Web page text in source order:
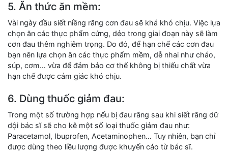
5. Ăn thức ăn mềm:
Vài ngày đầu siết niềng răng cơn đau sẽ khá khó chịu. Việc lựa
chọn ăn các thực phẩm cứng, dẻo trong giai đoạn này sẽ làm
cơn đau thêm nghiêm trọng. Do đó, để hạn chế các cơn đau
bạn nên lựa chọn ăn các thực phẩm mềm, dễ nhai như cháo,
súp, cơm… vừa để đảm bảo cơ thể không bị thiếu chất vừa
hạn chế được cảm giác khó chịu.
6. Dùng thuốc giảm đau:
Trong một số trường hợp nếu bị đau răng sau khi siết răng dữ
dội bác sĩ sẽ cho kê một số loại thuốc giảm đau như:
Paracetamol, Ibuprofen, Acetaminophen… Tuy nhiên, bạn chỉ
được dùng theo liều lượng được khuyến cáo từ bác sĩ.